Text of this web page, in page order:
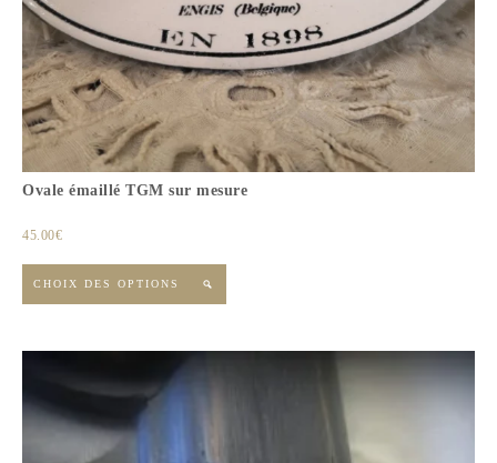
Ovale émaillé TGM sur mesure
45.00€
CHOIX DES OPTIONS 